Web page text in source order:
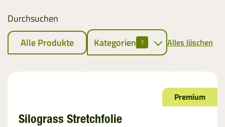
Durchsuchen
Alle Produkte
Kategorien 1
Ballenpressen
EZ Web
Alles löschen
Premium
Silograss Stretchfolie